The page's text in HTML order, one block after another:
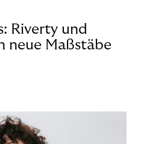
Riverty und
neue Maßstäbe